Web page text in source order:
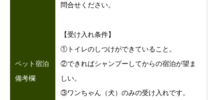
ペット宿泊
備考欄
問合せください。
【受け入れ条件】
①トイレのしつけができていること。
②できればシャンプーしてからの宿泊が望ま
しい。
③ワンちゃん（犬）のみの受け入れです。